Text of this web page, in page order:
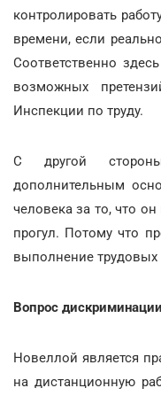
контролировать
времени, если
Соответственно
возможных
Инспекции по труду.
С другой
дополнительным
человека за то, что
прогул. Потому что
выполнение
Вопрос дискриминации
Новеллой является
на дистанционную